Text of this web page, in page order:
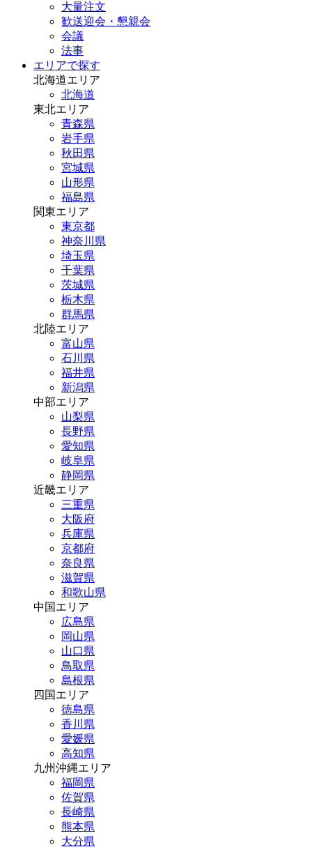
大量注文
歓送迎会・懇親会
会議
法事
エリアで探す
北海道エリア
北海道
東北エリア
青森県
岩手県
秋田県
宮城県
山形県
福島県
関東エリア
東京都
神奈川県
埼玉県
千葉県
茨城県
栃木県
群馬県
北陸エリア
富山県
石川県
福井県
新潟県
中部エリア
山梨県
長野県
愛知県
岐阜県
静岡県
近畿エリア
三重県
大阪府
兵庫県
京都府
奈良県
滋賀県
和歌山県
中国エリア
広島県
岡山県
山口県
鳥取県
島根県
四国エリア
徳島県
香川県
愛媛県
高知県
九州沖縄エリア
福岡県
佐賀県
長崎県
熊本県
大分県